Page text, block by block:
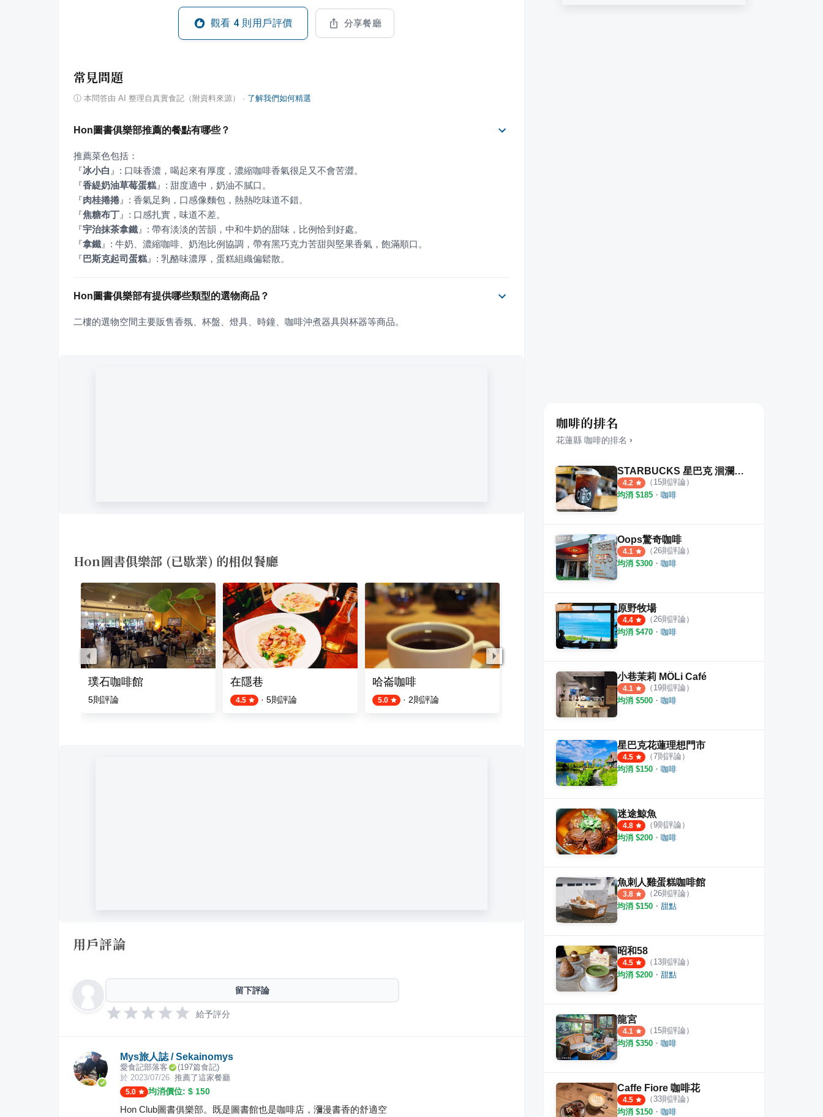
觀看 4 則用戶評價 分享餐廳
常見問題
ⓘ 本問答由 AI 整理自真實食記（附資料來源） · 了解我們如何精選
Hon圖書俱樂部推薦的餐點有哪些？
『冰小白 』
『香緹奶油草莓蛋糕 』
『肉桂捲捲 』
『焦糖布丁 』
『宇治抹茶拿鐵 』
『拿鐵 』
『巴斯克起司蛋糕 』 : 乳酪味濃厚，蛋糕組織偏鬆散。
Hon圖書俱樂部有提供哪些類型的選物商品？
二樓的選物空間主要販售香氛、杯盤、燈具、時鐘、咖啡沖煮器具與杯器等商品。
Hon圖書俱樂部 (已歇業) 的相似餐廳
璞石咖啡館
5則評論
在隱巷
4.5 · 5則評論
哈崙咖啡
5.0 · 2則評論 19則評論
練習曲書店
4.8
用戶評論
留下評論
給予評分
Mys旅人誌 / Sekainomys
愛食記部落客 (197篇食記)
於 2023/07/26 推薦了這家餐廳
5.0 均消價位: $ 150
Hon Club圖書俱樂部。既是圖書館也是咖啡店，瀰漫書香的舒適空
咖啡的排名
花蓮縣 咖啡的排名 ›
STARBUCKS 星巴克 洄瀾門市
4.2 （ 15則評論）
均消 $185 ・ 咖啡
Oops驚奇咖啡
4.1 （26則評論）
均消 $300 ・ 咖啡
原野牧場
4.4 （26則評論）
均消 $470 ・ 咖啡
小巷茉莉 MÔLi Café
4.1 （ 19則評論）
均消 $500 ・ 咖啡
星巴克花蓮理想門市
4.5 （7則評論）
均消 $150 ・ 咖啡
迷途鯨魚
4.8 （9則評論）
均消 $200 ・ 咖啡
魚刺人雞蛋糕咖啡館
3.8 （26則評論）
均消 $150 ・ 甜點
昭和58
4.5 （ 13則評論）
均消 $200 ・ 甜點
龍宮
4.1 （ 15則評論）
均消 $350 ・ 咖啡
Caffe Fiore 咖啡花
4.5 （33則評論）
均消 $150 ・ 咖啡